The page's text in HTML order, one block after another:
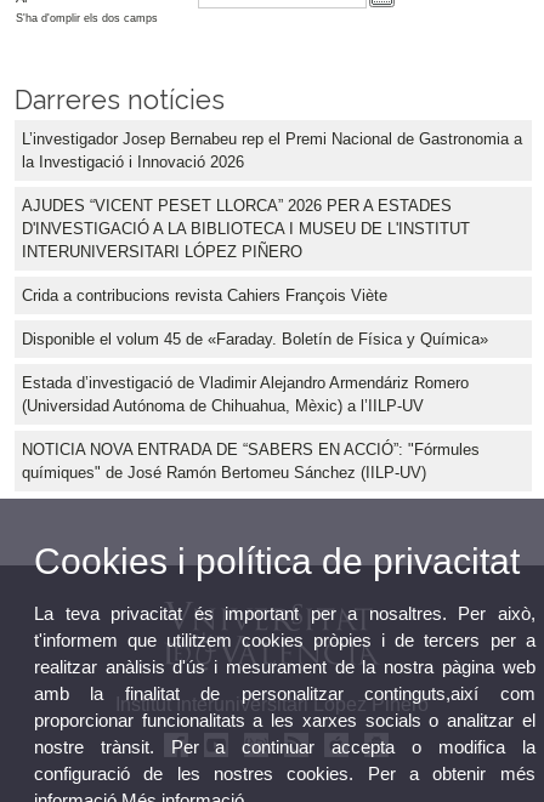
S'ha d'omplir els dos camps
Darreres notícies
L’investigador Josep Bernabeu rep el Premi Nacional de Gastronomia a
la Investigació i Innovació 2026
AJUDES “VICENT PESET LLORCA” 2026 PER A ESTADES
D'INVESTIGACIÓ A LA BIBLIOTECA I MUSEU DE L'INSTITUT
INTERUNIVERSITARI LÓPEZ PIÑERO
Crida a contribucions revista Cahiers François Viète
Disponible el volum 45 de «Faraday. Boletín de Física y Química»
Estada d’investigació de Vladimir Alejandro Armendáriz Romero
(Universidad Autónoma de Chihuahua, Mèxic) a l’IILP-UV
NOTICIA NOVA ENTRADA DE “SABERS EN ACCIÓ”: "Fórmules
químiques" de José Ramón Bertomeu Sánchez (IILP-UV)
Institut Interuniversitari López Piñero
Cookies i política de privacitat
La teva privacitat és important per a nosaltres. Per això,
t'informem que utilitzem cookies pròpies i de tercers per a
realitzar anàlisis d'ús i mesurament de la nostra pàgina web
amb la finalitat de personalitzar continguts,així com
proporcionar funcionalitats a les xarxes socials o analitzar el
nostre trànsit. Per a continuar accepta o modifica la
configuració de les nostres cookies. Per a obtenir més